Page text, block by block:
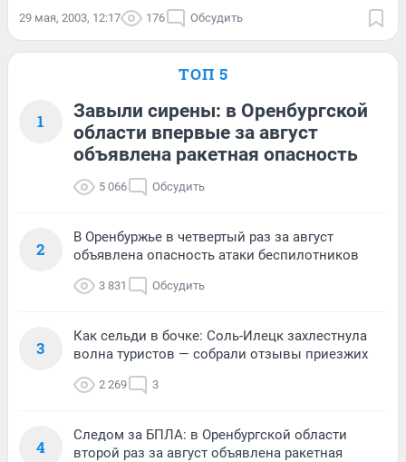
29 мая, 2003, 12:17 176 Обсудить
ТОП 5
1
Завыли сирены: в Оренбургской
области впервые за август
объявлена ракетная опасность
5 066 Обсудить
2
В Оренбуржье в четвертый раз за август
объявлена опасность атаки беспилотников
3 831 Обсудить
3
Как сельди в бочке: Соль-Илецк захлестнула
волна туристов — собрали отзывы приезжих
2 269 3
4
Следом за БПЛА: в Оренбургской области
второй раз за август объявлена ракетная